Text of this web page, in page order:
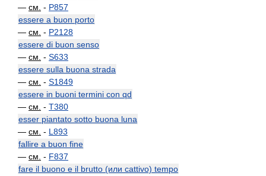
— см. - P857
essere a buon porto
— см. - P2128
essere di buon senso
— см. - S633
essere sulla buona strada
— см. - S1849
essere in buoni termini con qd
— см. - T380
esser piantato sotto buona luna
— см. - L893
fallire a buon fine
— см. - F837
fare il buono e il brutto (или cattivo) tempo